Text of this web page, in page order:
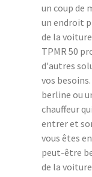
un coup de
un endroit
de la
TPMR 50
d'autres
vos
berline ou
chauffeur
entrer et
vous êtes
peut-être
de la